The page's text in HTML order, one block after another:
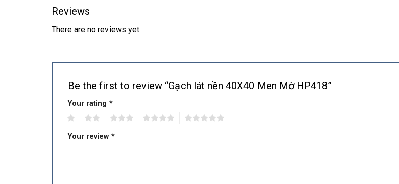
Reviews
There are no reviews yet.
Be the first to review “Gạch lát nền 40X40 Men Mờ HP418”
Your rating *
Your review *